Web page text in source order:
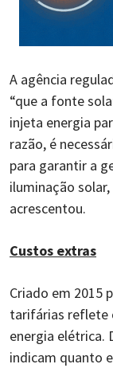
A agência
“que a fonte
injeta energia
razão, é
para garantir a
iluminação
acrescentou.
Custos extras
Criado em 2015
tarifárias reflete
energia elétrica.
indicam quanto